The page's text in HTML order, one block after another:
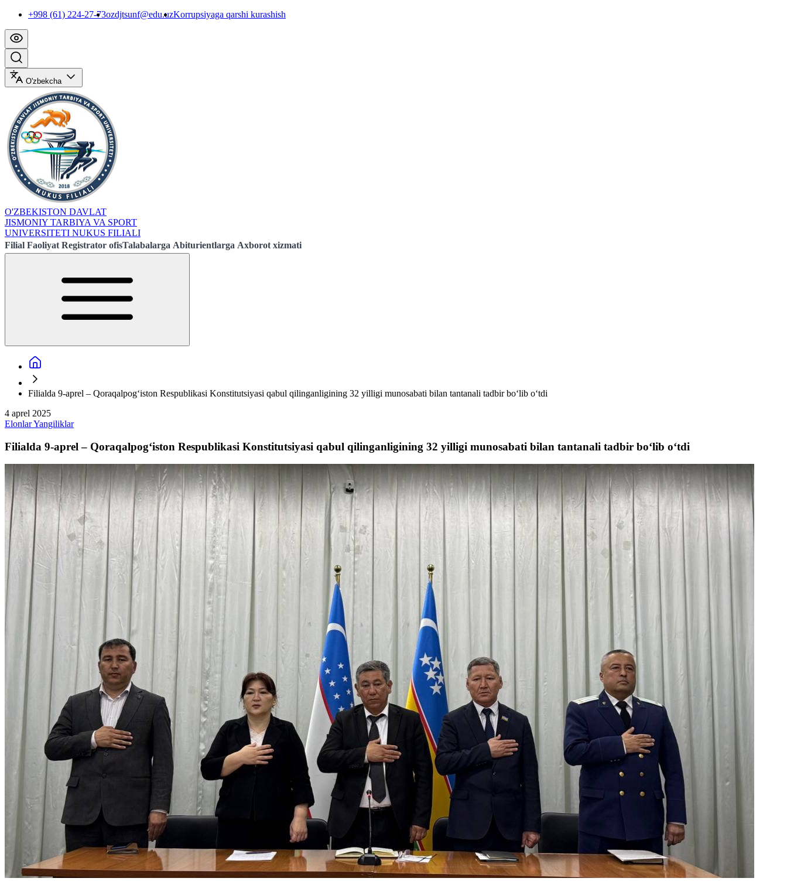
+998 (61) 224-27-73ozdjtsunf@edu.uzKorrupsiyaga qarshi kurashish
O'zbekcha
O'ZBEKISTON DAVLAT
JISMONIY TARBIYA VA SPORT
UNIVERSITETI NUKUS FILIALI
Filial Faoliyat Registrator ofisTalabalarga Abiturientlarga Axborot xizmati
Filialda 9-aprel – Qoraqalpog‘iston Respublikasi Konstitutsiyasi qabul qilinganligining 32 yilligi munosabati bilan tantanali tadbir bo‘lib o‘tdi
4 aprel 2025
ElonlarYangiliklar
Filialda 9-aprel – Qoraqalpog‘iston Respublikasi Konstitutsiyasi qabul qilinganligining 32 yilligi munosabati bilan tantanali tadbir bo‘lib o‘tdi